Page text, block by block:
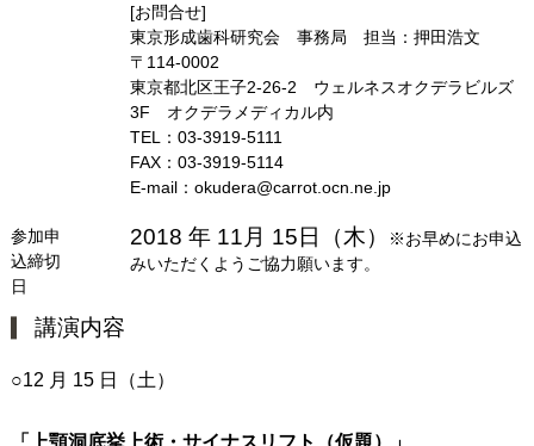
[お問合せ]
東京形成歯科研究会 事務局 担当：押田浩文
〒114‐0002
東京都北区王子2‐26‐2 ウェルネスオクデラビルズ
3F オクデラメディカル内
TEL：03‐3919‐5111
FAX：03‐3919‐5114
E‐mail：okudera@carrot.ocn.ne.jp
参加申
込締切
日
2018 年 11月 15日（木）
※お早めにお申込
みいただくようご協力願います。
講演内容
○12 月 15 日（土）
「上顎洞底挙上術・サイナスリフト（仮題）」